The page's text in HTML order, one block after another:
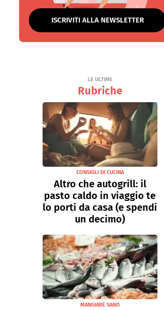
ISCRIVITI ALLA NEWSLETTER
LE ULTIME
Rubriche
CONSIGLI DI CUCINA
Altro che autogrill: il
pasto caldo in viaggio te
lo porti da casa (e spendi
un decimo)
MANGIARE SANO